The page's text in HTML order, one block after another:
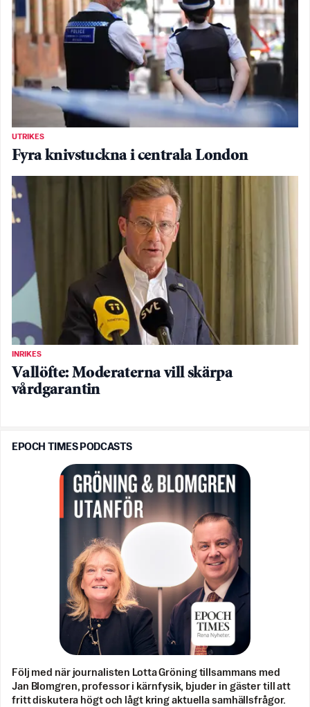
UTRIKES
Fyra knivstuckna i centrala London
INRIKES
Vallöfte: Moderaterna vill skärpa
vårdgarantin
EPOCH TIMES PODCASTS
Följ med när journalisten Lotta Gröning tillsammans med
Jan Blomgren, professor i kärnfysik, bjuder in gäster till att
fritt diskutera högt och lågt kring aktuella samhällsfrågor.